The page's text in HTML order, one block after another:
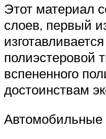
Этот материал
слоев, первый
полиэстеровой
вспененного
достоинствам
Автомобильные